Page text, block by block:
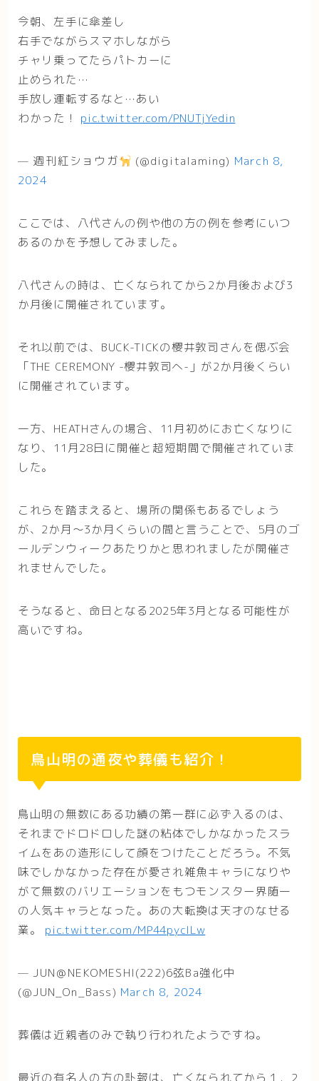
今朝、左手に傘差し
右手でながらスマホしながら
チャリ乗ってたらパトカーに
止められた…
手放し運転するなと…あい
わかった！ pic.twitter.com/PNUTjYedin
— 週刊紅ショウガ (@digitalaming) March 8,
2024
ここでは、八代さんの例や他の方の例を参考にいつ
あるのかを予想してみました。
八代さんの時は、亡くなられてから2か月後および3
か月後に開催されています。
それ以前では、BUCK-TICKの櫻井敦司さんを偲ぶ会
「THE CEREMONY -櫻井敦司へ-」が2か月後くらい
に開催されています。
一方、HEATHさんの場合、11月初めにお亡くなりに
なり、11月28日に開催と超短期間で開催されていま
した。
これらを踏まえると、場所の関係もあるでしょう
が、2か月～3か月くらいの間と言うことで、5月のゴ
ールデンウィークあたりかと思われましたが開催さ
れませんでした。
そうなると、命日となる2025年3月となる可能性が
高いですね。
鳥山明の通夜や葬儀も紹介！
鳥山明の無数にある功績の第一群に必ず入るのは、
それまでドロドロした謎の粘体でしかなかったスラ
イムをあの造形にして顔をつけたことだろう。不気
味でしかなかった存在が愛され雑魚キャラになりや
がて無数のバリエーションをもつモンスター界随一
の人気キャラとなった。あの大転換は天才のなせる
業。 pic.twitter.com/MP44pycILw
— JUN＠NEKOMESHI(222)6弦Ba強化中
(@JUN_On_Bass) March 8, 2024
葬儀は近親者のみで執り行われたようですね。
最近の有名人の方の訃報は、亡くなられてから１，2